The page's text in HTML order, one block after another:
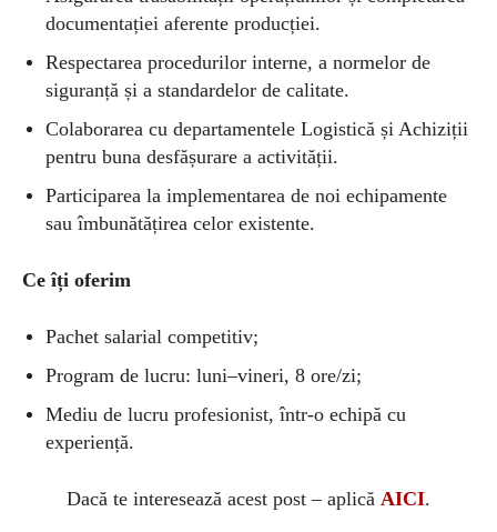
documentației aferente producției.
Respectarea procedurilor interne, a normelor de
siguranță și a standardelor de calitate.
Colaborarea cu departamentele Logistică și Achiziții
pentru buna desfășurare a activității.
Participarea la implementarea de noi echipamente
sau îmbunătățirea celor existente.
Ce îți oferim
Pachet salarial competitiv;
Program de lucru: luni–vineri, 8 ore/zi;
Mediu de lucru profesionist, într-o echipă cu
experiență.
Dacă te interesează acest post – aplică AICI.